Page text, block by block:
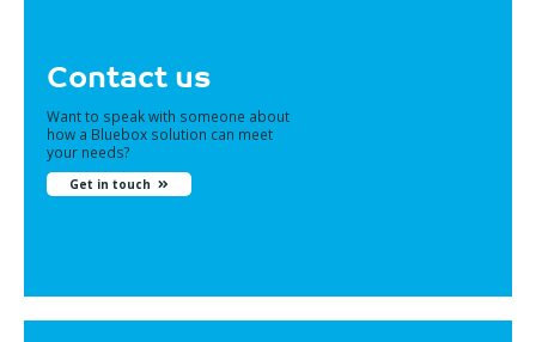
Contact us
Want to speak with someone about
how a Bluebox solution can meet
your needs?
Get in touch